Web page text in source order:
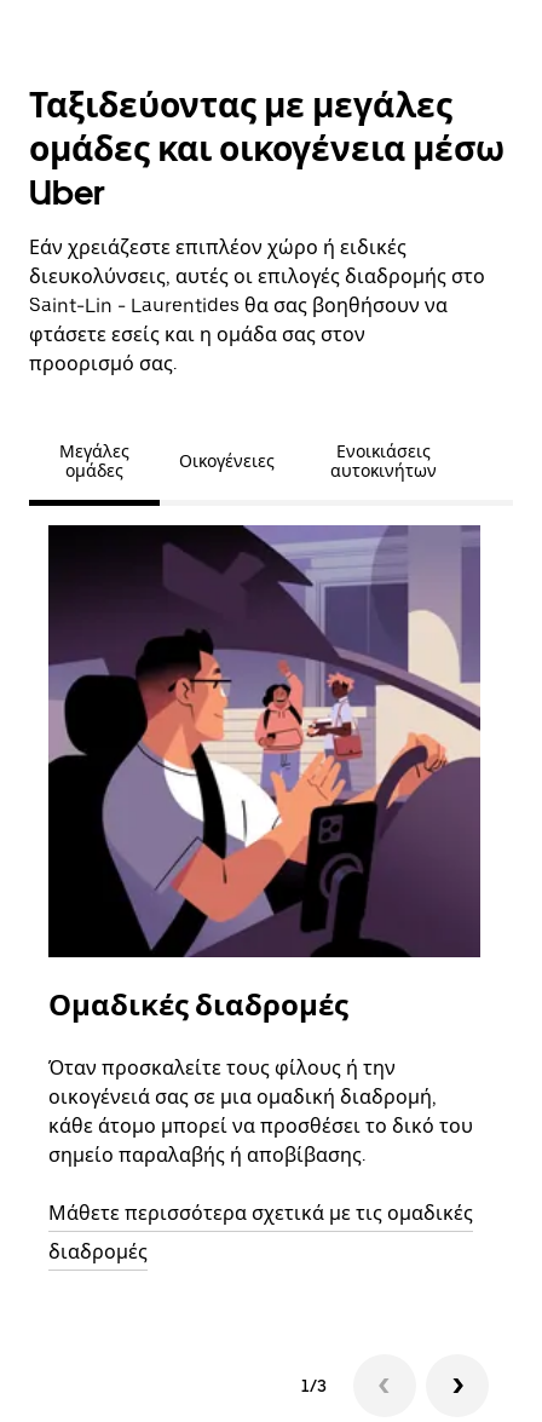
Ταξιδεύοντας με μεγάλες
ομάδες και οικογένεια μέσω
Uber
Εάν χρειάζεστε επιπλέον χώρο ή ειδικές
διευκολύνσεις, αυτές οι επιλογές διαδρομής στο
Saint-Lin - Laurentides θα σας βοηθήσουν να
φτάσετε εσείς και η ομάδα σας στον
προορισμό σας.
Μεγάλες
ομάδες
Οικογένειες
Ενοικιάσεις
αυτοκινήτων
Ομαδικές διαδρομές
Όταν προσκαλείτε τους φίλους ή την
οικογένειά σας σε μια ομαδική διαδρομή,
κάθε άτομο μπορεί να προσθέσει το δικό του
σημείο παραλαβής ή αποβίβασης.
Μάθετε περισσότερα σχετικά με τις ομαδικές
διαδρομές
1/3